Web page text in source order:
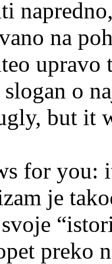
na
upravo
o
but it
for you:
je
preko